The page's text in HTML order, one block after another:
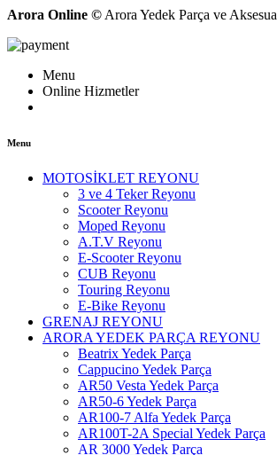
Arora Online © Arora Yedek Parça ve
Menu
Online Hizmetler
Menu
MOTOSİKLET REYONU
3 ve 4 Teker Reyonu
Scooter Reyonu
Moped Reyonu
A.T.V Reyonu
E-Scooter Reyonu
CUB Reyonu
Touring Reyonu
E-Bike Reyonu
GRENAJ REYONU
ARORA YEDEK PARÇA REYONU
Beatrix Yedek Parça
Cappucino Yedek Parça
AR50 Vesta Yedek Parça
AR50-6 Yedek Parça
AR100-7 Alfa Yedek Parça
AR100T-2A Special Yedek Parça
AR 3000 Yedek Parça